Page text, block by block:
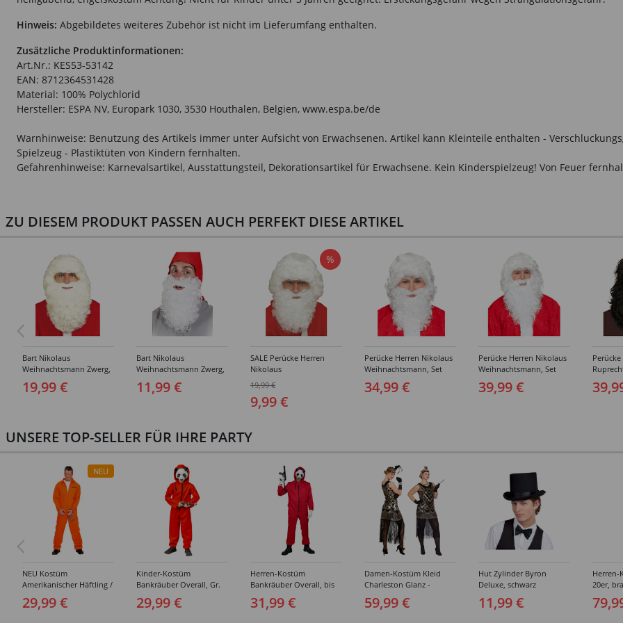
Hinweis: Abgebildetes weiteres Zubehör ist nicht im Lieferumfang enthalten.
Zusätzliche Produktinformationen:
Art.Nr.: KES53-53142
EAN: 8712364531428
Material: 100% Polychlorid
Hersteller: ESPA NV, Europark 1030, 3530 Houthalen, Belgien, www.espa.be/de
Warnhinweise: Benutzung des Artikels immer unter Aufsicht von Erwachsenen. Artikel kann Kleinteile enthalten -
Spielzeug - Plastiktüten von Kindern fernhalten.
Gefahrenhinweise: Karnevalsartikel, Ausstattungsteil, Dekorationsartikel für Erwachsene. Kein Kinderspielzeug! Von Feuer
ZU DIESEM PRODUKT PASSEN AUCH PERFEKT DIESE ARTIKEL
Bart Nikolaus
Weihnachtsmann Zwerg,
Premium, weiß
19,99 €
Bart Nikolaus
Weihnachtsmann Zwerg,
Standard, weiß
11,99 €
%
SALE Perücke Herren
Nikolaus
Weihnachtsmann,
Standard, weiß
19,99 €
9,99 €
Perücke Herren Nikolaus
Weihnachtsmann, Set
Perücke und Bart,
Standard, weiß
34,99 €
Perücke Herren Nikolaus
Weihnachtsmann, Set
Perücke und Bart,
Premium, weiß
39,99 €
schwarz
UNSERE TOP-SELLER FÜR IHRE PARTY
NEU
NEU Kostüm
Amerikanischer Häftling /
Sträfling, Overall, Orange
- verschiedene Größen
29,99 €
Kinder-Kostüm
Bankräuber Overall, Gr.
152-164
29,99 €
Herren-Kostüm
Bankräuber Overall, bis
190 cm
31,99 €
Damen-Kostüm Kleid
Charleston Glanz -
Verschiedene Größen (S-
XXL)
59,99 €
Hut Zylinder Byron
Deluxe, schwarz
11,99 €
Herren-
20er,
(46-64)